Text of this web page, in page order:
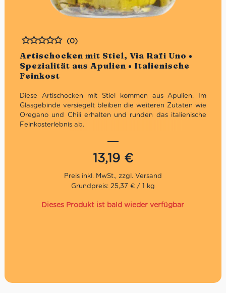
Artischocken mit Stiel, Via Rafi Uno •
Spezialität aus Apulien • Italienische
Feinkost
Bewertet
(0)
Diese Artischocken mit Stiel kommen aus Apulien. Im
Glasgebinde versiegelt bleiben die weiteren Zutaten wie
Oregano und Chili erhalten und runden das italienische
Feinkosterlebnis ab.
Via Rafi Numero Uno hat die Verarbeitung alter Rezepte
bewahrt und sie an die höchsten Qualitätsstandards
angepasst, um ein authentisches und traditionelles
Produkt zu bieten. Zusammen mit Sohn Nicola macht
Mario de Giorgi aus frisch geerntetem Gemüse diese
einzigartigen Antipasti. Das besondere an ihnen ist die
Frische der Produkte, da max. 48 Stunden verstreichen
bis zur vollständigen Verarbeitung. Das Gemüse wird in
13,19 €
Grundpreis: 25,37 € / 1 kg
Dieses Produkt ist bald wieder verfügbar